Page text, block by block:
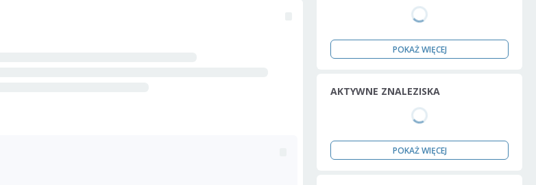
POKAŻ WIĘCEJ
AKTYWNE ZNALEZISKA
POKAŻ WIĘCEJ